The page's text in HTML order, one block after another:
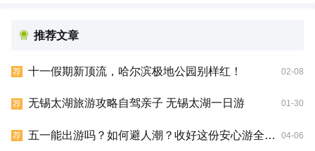
推荐文章
荐 十一假期新顶流，哈尔滨极地公园别样红！ 02-08
荐 无锡太湖旅游攻略自驾亲子 无锡太湖一日游 01-30
荐 五一能出游吗？如何避人潮？收好这份安心游全攻略 04-06